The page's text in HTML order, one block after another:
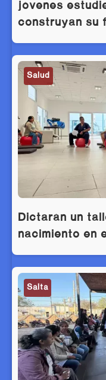
jóvenes
construyan su
Salud
Dictarán un
nacimiento en
Salta